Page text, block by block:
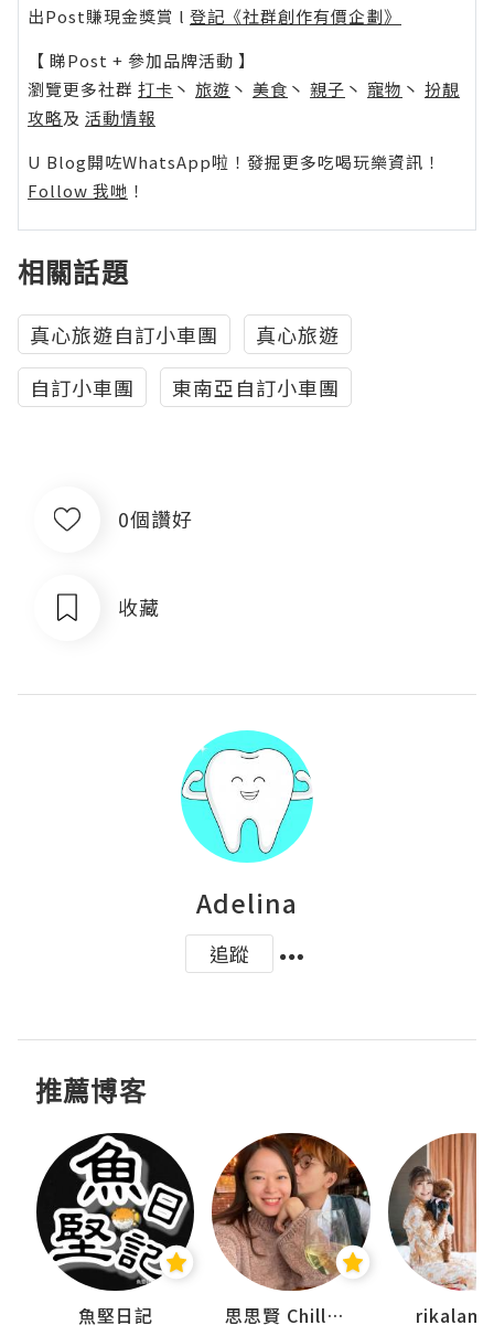
出Post賺現金獎賞 l 登記《社群創作有價企劃》
【 睇Post + 參加品牌活動 】
瀏覽更多社群 打卡 丶 旅遊 丶 美食 丶 親子 丶 寵物 丶 扮靚
攻略及 活動情報
U Blog開咗WhatsApp啦！發掘更多吃喝玩樂資訊！
Follow 我哋 ！
相關話題
真心旅遊自訂小車團
真心旅遊
自訂小車團
東南亞自訂小車團
0個讚好
收藏
Adelina
追蹤
推薦博客
魚堅日記 思思賢 ChillMyBabe